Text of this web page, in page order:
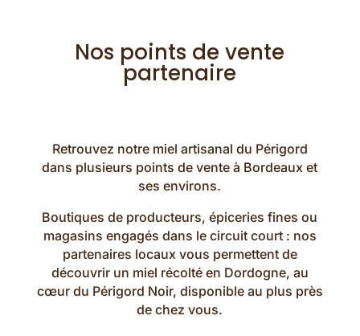
Nos points de vente
partenaire
Retrouvez notre miel artisanal du Périgord
dans plusieurs points de vente à Bordeaux et
ses environs.
Boutiques de producteurs, épiceries fines ou
magasins engagés dans le circuit court : nos
partenaires locaux vous permettent de
découvrir un miel récolté en Dordogne, au
cœur du Périgord Noir, disponible au plus près
de chez vous.